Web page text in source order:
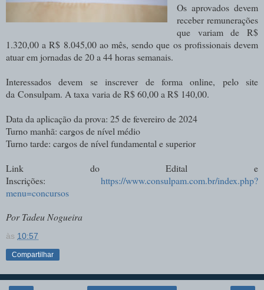
Os aprovados devem
receber remunerações
que variam de R$
1.320,00 a R$ 8.045,00 ao mês, sendo que os profissionais devem
atuar em jornadas de 20 a 44 horas semanais.
Interessados devem se inscrever de forma online, pelo site
da Consulpam. A taxa varia de R$ 60,00 a R$ 140,00.
Data da aplicação da prova: 25 de fevereiro de 2024
Turno manhã: cargos de nível médio
Turno tarde: cargos de nível fundamental e superior
Link do Edital e
Inscrições: https://www.consulpam.com.br/index.php?
menu=concursos
Por Tadeu Nogueira
às 10:57
Compartilhar